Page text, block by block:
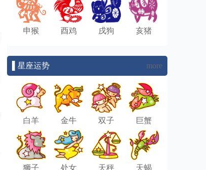
申猴 酉鸡 戌狗 亥猪
▌星座运势 more
白羊 金牛 双子 巨蟹
狮子 处女 天秤 天蝎